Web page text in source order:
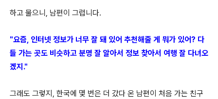
하고 물으니, 남편이 그럽니다.
"요즘, 인터넷 정보가 너무 잘 돼 있어 추천해줄 게 뭐가 있어? 다
들 가는 곳도 비슷하고 분명 잘 알아서 정보 찾아서 여행 잘 다녀오
겠지."
그래도 그렇지, 한국에 몇 번은 더 갔다 온 남편이 처음 가는 친구